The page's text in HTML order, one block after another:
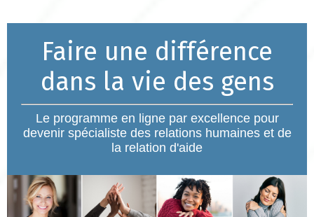
Faire une différence
dans la vie des gens
Le programme en ligne par excellence pour
devenir spécialiste des relations humaines et de
la relation d'aide